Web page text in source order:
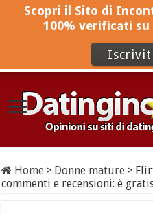
Home > Donne mature >
commenti e recensioni: è
Scopri il Sito di
100% verificati